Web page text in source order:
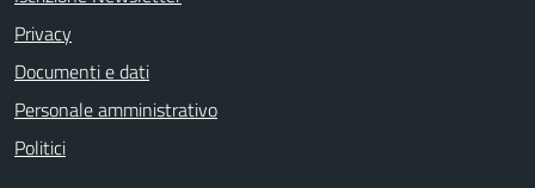
Privacy
Documenti e dati
Personale amministrativo
Politici